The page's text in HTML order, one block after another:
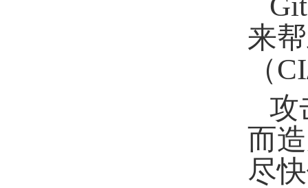
来
（
攻
而
尽